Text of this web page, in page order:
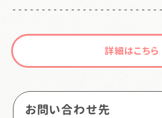
詳細はこちら
お問い合わせ先